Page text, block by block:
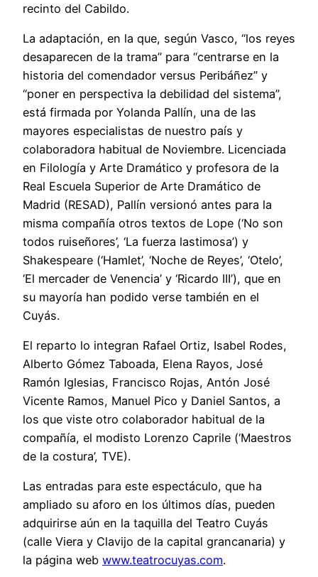
recinto del Cabildo.
La adaptación, en la que, según Vasco, “los reyes
desaparecen de la trama” para “centrarse en la
historia del comendador versus Peribáñez” y
“poner en perspectiva la debilidad del sistema”,
está firmada por Yolanda Pallín, una de las
mayores especialistas de nuestro país y
colaboradora habitual de Noviembre. Licenciada
en Filología y Arte Dramático y profesora de la
Real Escuela Superior de Arte Dramático de
Madrid (RESAD), Pallín versionó antes para la
misma compañía otros textos de Lope (‘No son
todos ruiseñores’, ‘La fuerza lastimosa’) y
Shakespeare (‘Hamlet’, ‘Noche de Reyes’, ‘Otelo’,
‘El mercader de Venencia’ y ‘Ricardo III’), que en
su mayoría han podido verse también en el
Cuyás.
El reparto lo integran Rafael Ortiz, Isabel Rodes,
Alberto Gómez Taboada, Elena Rayos, José
Ramón Iglesias, Francisco Rojas, Antón José
Vicente Ramos, Manuel Pico y Daniel Santos, a
los que viste otro colaborador habitual de la
compañía, el modisto Lorenzo Caprile (‘Maestros
de la costura’, TVE).
Las entradas para este espectáculo, que ha
ampliado su aforo en los últimos días, pueden
adquirirse aún en la taquilla del Teatro Cuyás
(calle Viera y Clavijo de la capital grancanaria) y
la página web www.teatrocuyas.com.